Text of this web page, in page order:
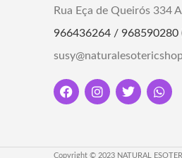
Rua Eça de Queirós 334
966436264 / 968590280
Copyright © 2023 NATURAL